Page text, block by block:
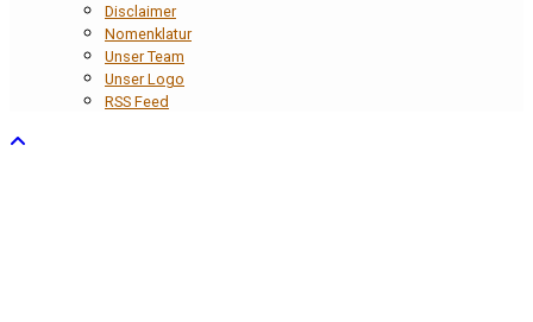
Disclaimer
Nomenklatur
Unser Team
Unser Logo
RSS Feed